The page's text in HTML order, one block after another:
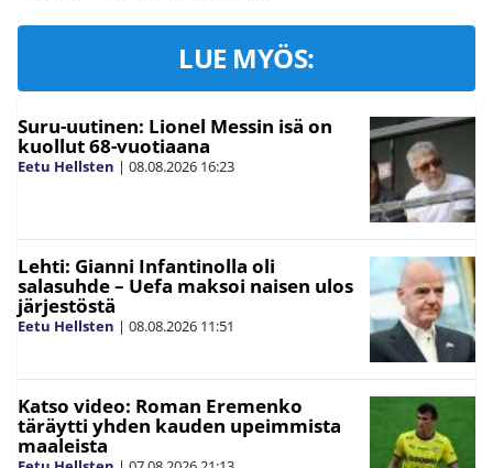
LUE MYÖS:
Suru-uutinen: Lionel Messin isä on
kuollut 68-vuotiaana
Eetu Hellsten | 08.08.2026 16:23
Lehti: Gianni Infantinolla oli
salasuhde – Uefa maksoi naisen ulos
järjestöstä
Eetu Hellsten | 08.08.2026 11:51
Katso video: Roman Eremenko
täräytti yhden kauden upeimmista
maaleista